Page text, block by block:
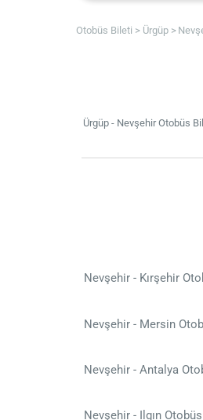
Otobüs Bileti Ürgüp
Ürgüp - Nevşehir Otobüs
Nevşehir - Kırşehir
Nevşehir - Mersin
Nevşehir - Antalya
Nevşehir - Ilgın